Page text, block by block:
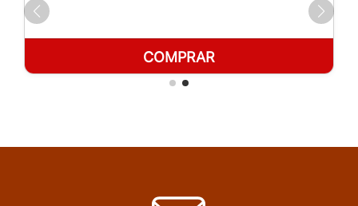
COMPRAR